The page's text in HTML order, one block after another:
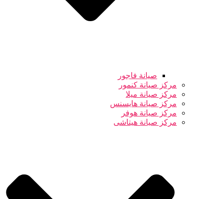
صيانة فاجور
مركز صيانة كنمور
مركز صيانة ميلا
مركز صيانة هايسنس
مركز صيانة هوفر
مركز صيانة هيتاشى